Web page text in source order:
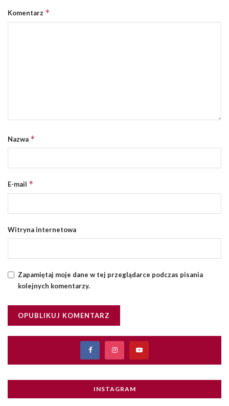
Komentarz *
Nazwa *
E-mail *
Witryna internetowa
Zapamiętaj moje dane w tej przeglądarce podczas pisania
kolejnych komentarzy.
INSTAGRAM